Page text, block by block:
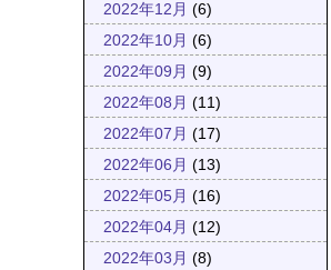
2022年12月 (6)
2022年10月 (6)
2022年09月 (9)
2022年08月 (11)
2022年07月 (17)
2022年06月 (13)
2022年05月 (16)
2022年04月 (12)
2022年03月 (8)